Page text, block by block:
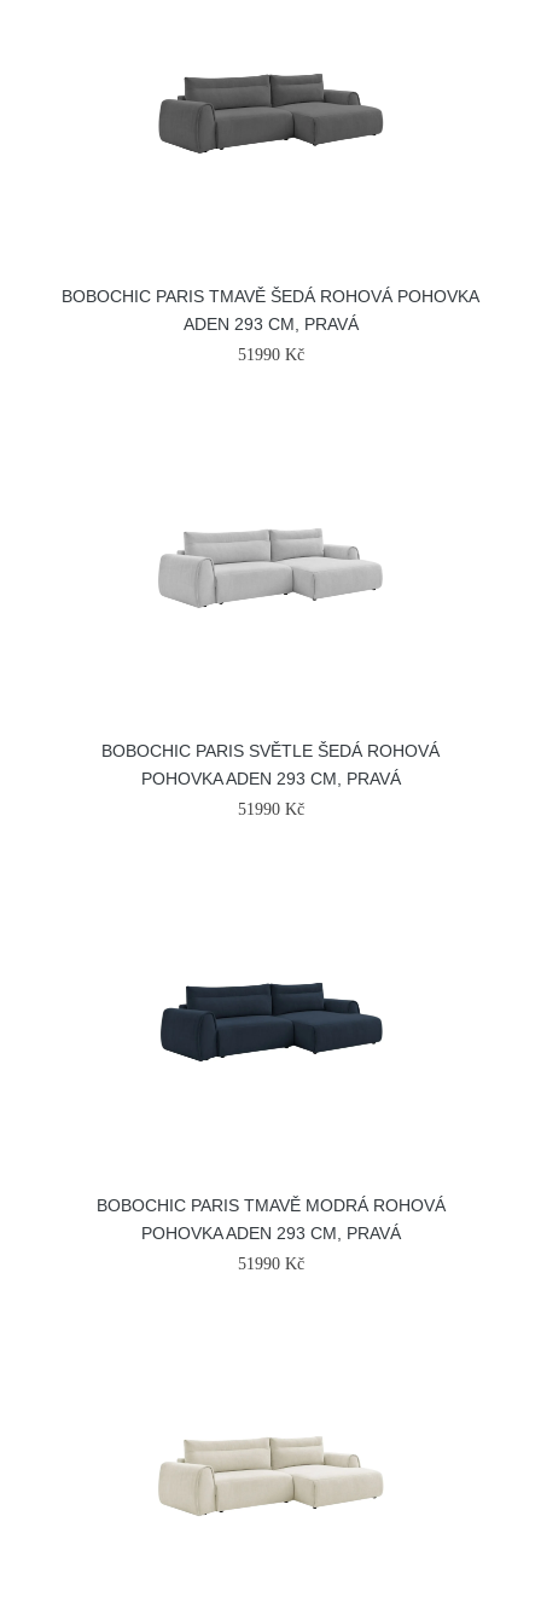
BOBOCHIC PARIS TMAVĚ ŠEDÁ ROHOVÁ POHOVKA
ADEN 293 CM, PRAVÁ
51990 Kč
BOBOCHIC PARIS SVĚTLE ŠEDÁ ROHOVÁ
POHOVKA ADEN 293 CM, PRAVÁ
51990 Kč
BOBOCHIC PARIS TMAVĚ MODRÁ ROHOVÁ
POHOVKA ADEN 293 CM, PRAVÁ
51990 Kč